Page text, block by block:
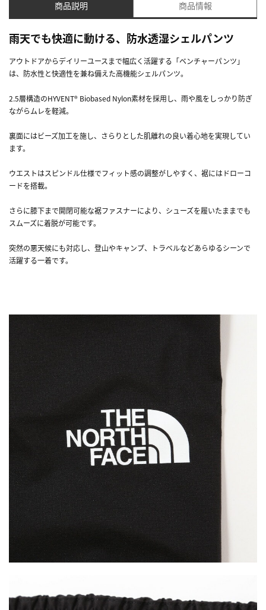
商品説明 商品情報
雨天でも快適に動ける、防水透湿シェルパンツ
アウトドアからデイリーユースまで幅広く活躍する「ベンチャーパンツ」
は、防水性と快適性を兼ね備えた高機能シェルパンツ。
2.5層構造のHYVENT® Biobased Nylon素材を採用し、雨や風をしっかり防ぎ
ながらムレを軽減。
裏面にはビーズ加工を施し、さらりとした肌離れの良い着心地を実現してい
ます。
ウエストはスピンドル仕様でフィット感の調整がしやすく、裾にはドローコ
ードを搭載。
さらに膝下まで開閉可能な裾ファスナーにより、シューズを履いたままでも
スムーズに着脱が可能です。
突然の悪天候にも対応し、登山やキャンプ、トラベルなどあらゆるシーンで
活躍する一着です。